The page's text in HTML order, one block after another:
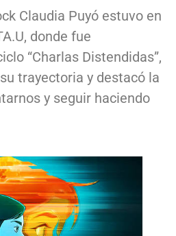
Claudia Puyó estuvo en
donde fue
“Charlas Distendidas”,
trayectoria y destacó la
y seguir haciendo